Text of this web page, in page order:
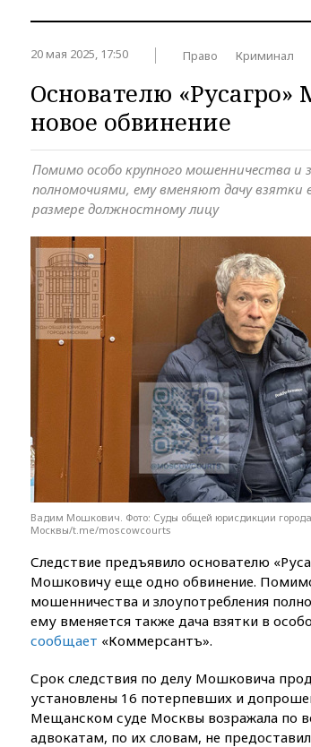
20 мая 2025, 17:50 Право Криминал
Основателю
новое обвинение
Помимо особо крупного мошенничества и
полномочиями, ему вменяют дачу взятки
размере должностному лицу
Вадим Мошкович. Фото: Суды общей юрисдикции города
Москвы/t.me/moscowcourts
Следствие предъявило основателю
Мошковичу еще одно обвинение.
мошенничества и злоупотребления
ему вменяется также дача взятки в
сообщает «Коммерсантъ».
Срок следствия по делу Мошковича
установлены 16 потерпевших и
Мещанском суде Москвы возражала по
адвокатам, по их словам, не